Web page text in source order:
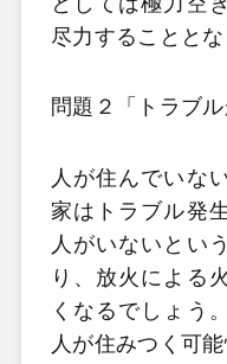
尽力することとな
問題２「トラブ
人が住んでいな
家はトラブル発
人がいないとい
り、放火による
くなるでしょう
人が住みつく可